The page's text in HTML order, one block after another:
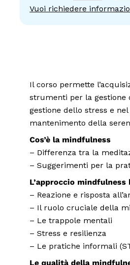
stress:
mindfulness
Vuoi richiedere
Il corso permette
strumenti per la gestione
gestione dello stress e
mantenimento della
Cos’è la mindfulness
– Differenza tra la
– Suggerimenti per la
L’approccio
– Reazione e risposta
– Il ruolo cruciale della
– Le trappole mentali
– Stress e resilienza
– Le pratiche informali
Le qualità della